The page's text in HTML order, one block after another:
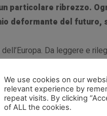
particolare ribrezzo.
deformante del futuro,
Da leggere e
We use cookies on our
relevant experience by
repeat visits. By clicking
of ALL the cookies.